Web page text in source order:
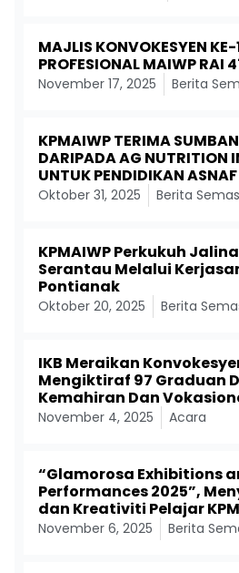
MAJLIS KONVOKESYEN KE-
PROFESIONAL MAIWP RAI
November 17, 2025 Berita
KPMAIWP TERIMA
DARIPADA AG NUTRITION
UNTUK PENDIDIKAN ASNAF
Oktober 31, 2025 Berita
KPMAIWP Perkukuh
Serantau Melalui
Pontianak
Oktober 20, 2025 Berita
IKB Meraikan
Mengiktiraf 97 Graduan
Kemahiran Dan
November 4, 2025 Acara
“Glamorosa Exhibitions
Performances 2025”,
dan Kreativiti Pelajar
November 6, 2025 Berita